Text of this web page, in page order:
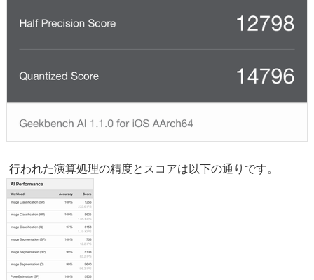
行われた演算処理の精度とスコアは以下の通りです。